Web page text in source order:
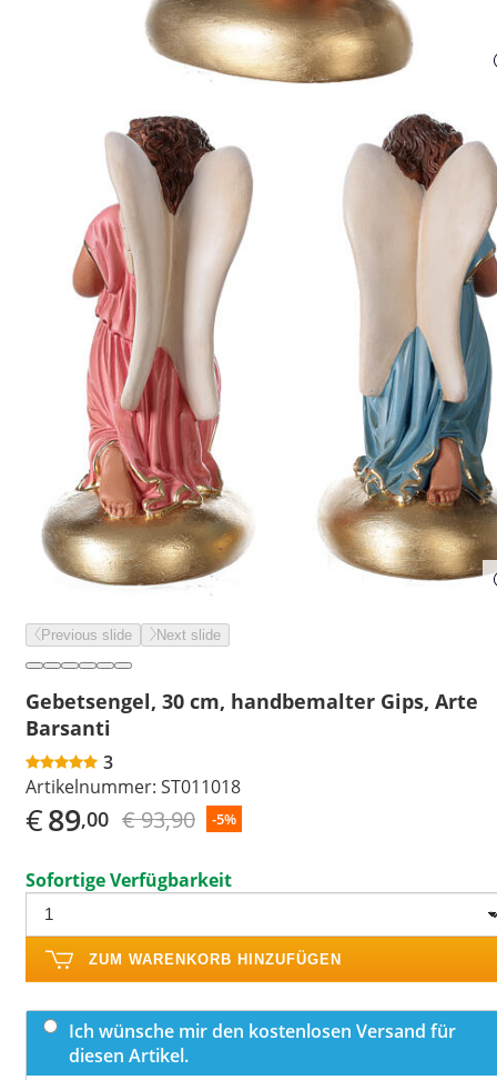
Previous slide Next slide
Gebetsengel, 30 cm, handbemalter Gips, Arte
Barsanti
3
Artikelnummer: ST011018
€89,00 € 93,90 -5%
Sofortige Verfügbarkeit
ZUM WARENKORB HINZUFÜGEN
Ich wünsche mir den kostenlosen Versand für
diesen Artikel.